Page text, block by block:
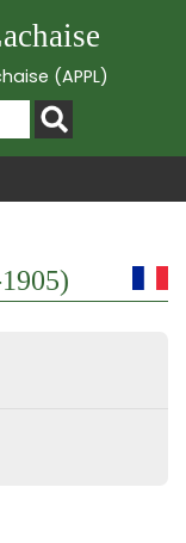
(APPL)